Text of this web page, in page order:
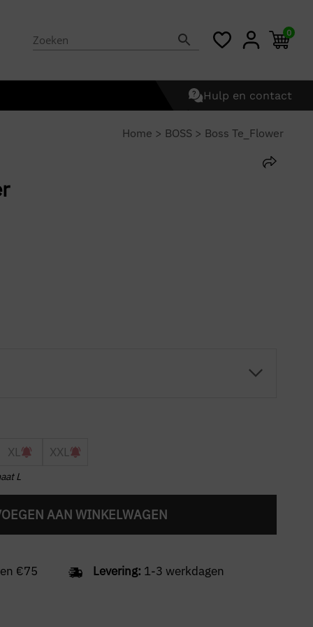
0
Hulp en contact
Home > BOSS > Boss Te_Flower
XL XXL
L
AAN WINKELWAGEN
€75 Levering: 1-3 werkdagen